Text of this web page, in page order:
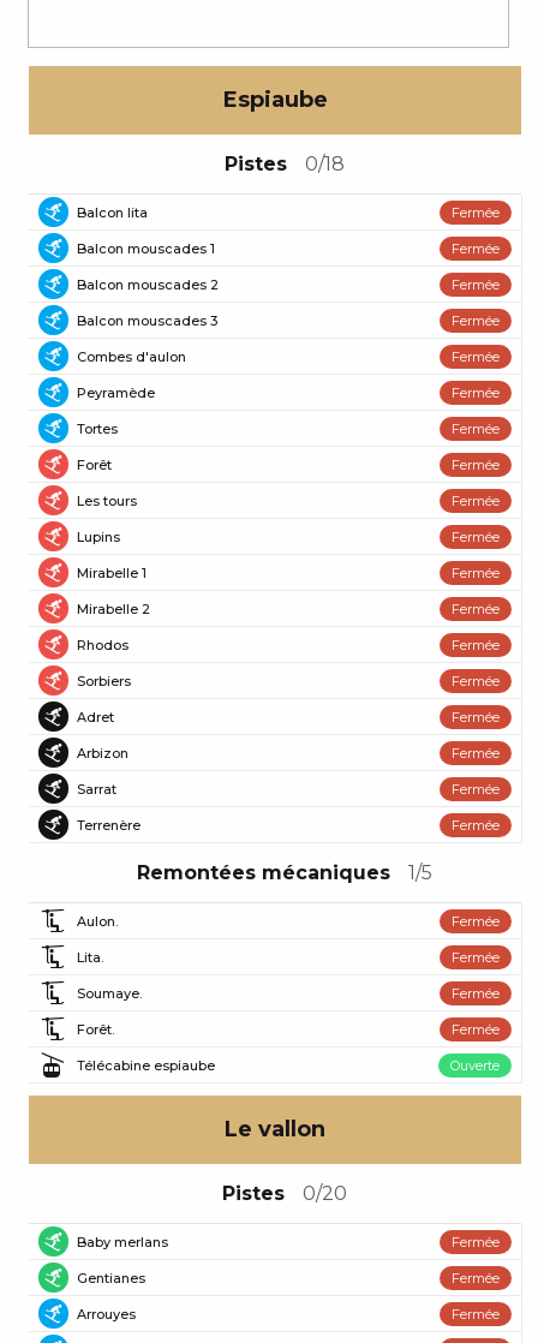
Espiaube
Pistes 0/18
Piste bleueBalcon lita Fermée
Piste bleueBalcon mouscades 1 Fermée
Piste bleueBalcon mouscades 2 Fermée
Piste bleueBalcon mouscades 3 Fermée
Piste bleueCombes d'aulon Fermée
Piste bleuePeyramède Fermée
Piste bleue
Tortes Fermée
Piste rouge
Forêt Fermée
Piste rougeLes tours Fermée
Piste rouge
Lupins Fermée
Piste rougeMirabelle 1 Fermée
Piste rougeMirabelle 2 Fermée
Piste rouge
Rhodos Fermée
Piste rouge
Sorbiers Fermée
Piste noire
Adret Fermée
Piste noire
Arbizon Fermée
Piste noire
Sarrat Fermée
Piste noireTerrenère Fermée
Remontées mécaniques 1/5
Aulon. Fermée
Lita. Fermée
Soumaye. Fermée
Forêt. Fermée
Télécabine espiaube Ouverte
Le vallon
Pistes 0/20
Piste verteBaby merlans Fermée
Piste verteGentianes Fermée
Piste bleueArrouyes Fermée